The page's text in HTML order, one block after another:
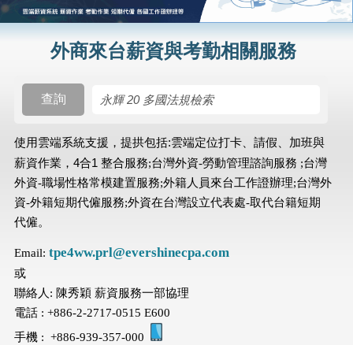
外商來台薪資與考勤相關服務
查詢
使用雲端系統支援，提拱包括:雲端定位打卡、 請假、 加班與
薪資作業，4合1 整合服務;台灣外資-勞動管理諮詢服務 ;台灣
外資-職場性格常模建置服務;外籍人員來台工作證辦理;台灣外
資-外籍短期代僱服務;外資在台灣設立代表處-取代台籍短期
代僱。
Email: tpe4ww.prl@evershinecpa.com
或
聯絡人: 陳秀穎 薪資服務一部協理
電話 : +886-2-2717-0515 E600
手機 : +886-939-357-000